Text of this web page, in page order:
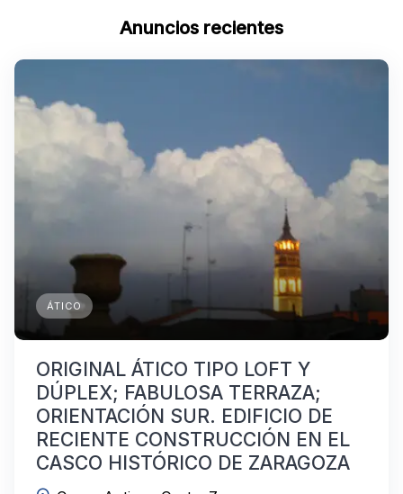
Anuncios recientes
ÁTICO
ORIGINAL ÁTICO TIPO LOFT Y
DÚPLEX; FABULOSA TERRAZA;
ORIENTACIÓN SUR. EDIFICIO DE
RECIENTE CONSTRUCCIÓN EN EL
CASCO HISTÓRICO DE ZARAGOZA